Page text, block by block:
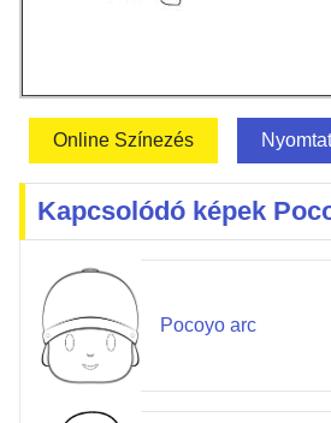
Online Színezés
Kapcsolódó képek
Pocoyo arc